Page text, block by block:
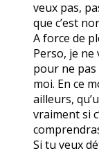
veux pas,
que c’est
A force de
Perso, je ne
pour ne pas
moi. En ce
ailleurs,
vraiment si
Si tu veux